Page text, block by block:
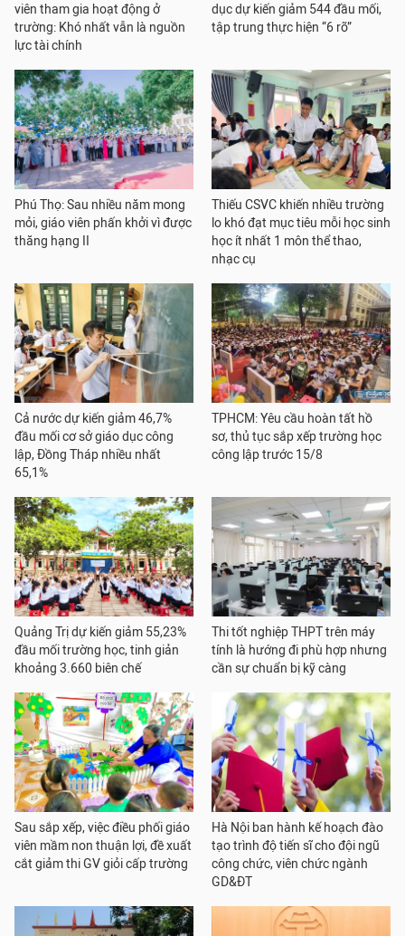
viên tham gia hoạt động ở
trường: Khó nhất vẫn là nguồn
lực tài chính
dục dự kiến giảm 544 đầu mối,
tập trung thực hiện “6 rõ”
Phú Thọ: Sau nhiều năm mong
mỏi, giáo viên phấn khởi vì được
thăng hạng II
Thiếu CSVC khiến nhiều trường
lo khó đạt mục tiêu mỗi học sinh
học ít nhất 1 môn thể thao,
nhạc cụ
Cả nước dự kiến giảm 46,7%
đầu mối cơ sở giáo dục công
lập, Đồng Tháp nhiều nhất
65,1%
TPHCM: Yêu cầu hoàn tất hồ
sơ, thủ tục sắp xếp trường học
công lập trước 15/8
Quảng Trị dự kiến giảm 55,23%
đầu mối trường học, tinh giản
khoảng 3.660 biên chế
Thi tốt nghiệp THPT trên máy
tính là hướng đi phù hợp nhưng
cần sự chuẩn bị kỹ càng
Sau sắp xếp, việc điều phối giáo
viên mầm non thuận lợi, đề xuất
cắt giảm thi GV giỏi cấp trường
Hà Nội ban hành kế hoạch đào
tạo trình độ tiến sĩ cho đội ngũ
công chức, viên chức ngành
GD&ĐT